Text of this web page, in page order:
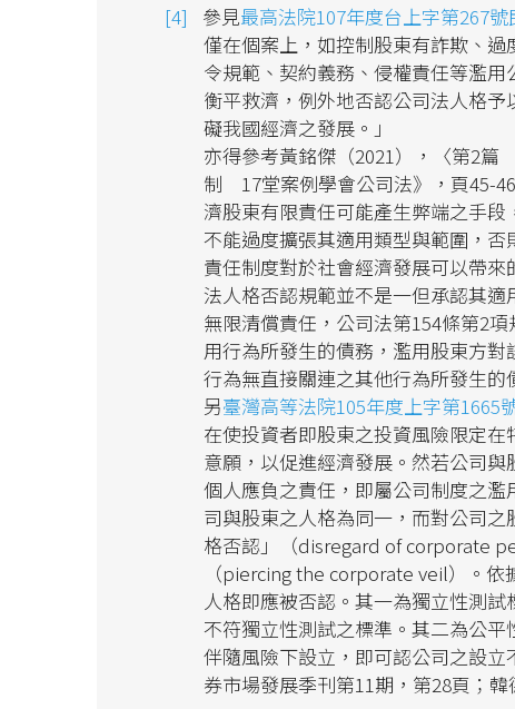
參見最高法院107年度台上字第267
僅在個案上，如控制股東有詐欺、
令規範、契約義務、侵權責任等濫
衡平救濟，例外地否認公司法人格
礙我國經濟之發展。」
亦得參考黃銘傑（2021），〈第2
制 17堂案例學會公司法》，頁45-
濟股東有限責任可能產生弊端之手
不能過度擴張其適用類型與範圍，
責任制度對於社會經濟發展可以帶
法人格否認規範並不是一但承認其
無限清償責任，公司法第154條第2
用行為所發生的債務，濫用股東方
行為無直接關連之其他行為所發生的
另臺灣高等法院105年度上字第1665
在使投資者即股東之投資風險限定
意願，以促進經濟發展。然若公司
個人應負之責任，即屬公司制度之
司與股東之人格為同一，而對公司
格否認」（disregard of corporate
（piercing the corporate veil）。
人格即應被否認。其一為獨立性測
不符獨立性測試之標準。其二為公
伴隨風險下設立，即可認公司之設
券市場發展季刊第11期，第28頁；